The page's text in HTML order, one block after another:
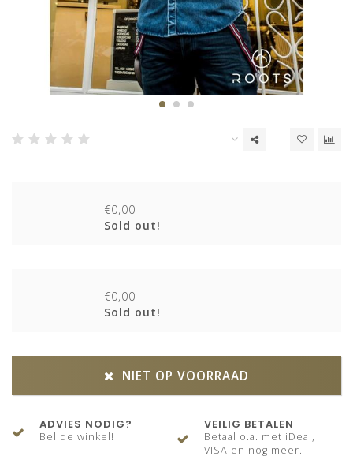
€0,00
Sold out!
€0,00
Sold out!
NIET OP VOORRAAD
ADVIES NODIG?
Bel de winkel!
VEILIG BETALEN
Betaal o.a. met iDeal,
VISA en nog meer.